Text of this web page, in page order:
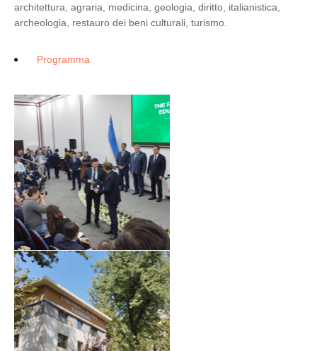
architettura, agraria, medicina, geologia, diritto, italianistica,
archeologia, restauro dei beni culturali, turismo.
Programma